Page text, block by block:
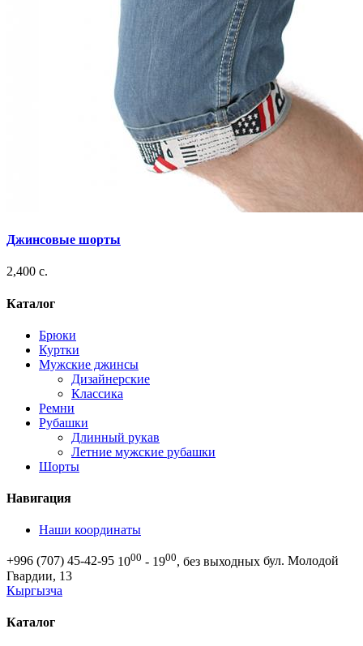
Джинсовые шорты
2,400 c.
Каталог
Брюки
Куртки
Мужские джинсы
Дизайнерские
Классика
Ремни
Рубашки
Длинный рукав
Летние мужские рубашки
Шорты
Навигация
Наши координаты
+996 (707) 45-42-95 1000 - 1900, без выходных бул. Молодой
Гвардии, 13
Кыргызча
Каталог